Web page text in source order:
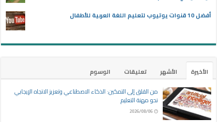
أفضل 10 قنوات يوتيوب لتعليم اللغة العربية للأطفال
الأخيرة الأشهر تعليقات
الوسوم
من القلق إلى التمكين: الذكاء الاصطناعي وتعزيز الاتجاه الإيجابي
نحو مهنة التعليم
2026/08/06